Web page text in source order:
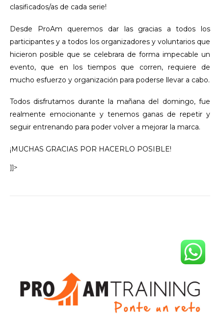
clasificados/as de cada serie!
Desde ProAm queremos dar las gracias a todos los
participantes y a todos los organizadores y voluntarios que
hicieron posible que se celebrara de forma impecable un
evento, que en los tiempos que corren, requiere de
mucho esfuerzo y organización para poderse llevar a cabo.
Todos disfrutamos durante la mañana del domingo, fue
realmente emocionante y tenemos ganas de repetir y
seguir entrenando para poder volver a mejorar la marca.
¡MUCHAS GRACIAS POR HACERLO POSIBLE!
]]>